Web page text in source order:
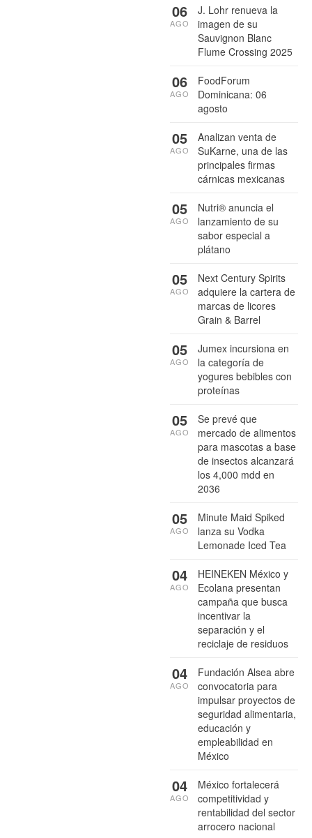
J. Lohr renueva la
imagen de su
Sauvignon Blanc
Flume Crossing 2025
06
AGO
FoodForum
Dominicana: 06
agosto
06
AGO
Analizan venta de
SuKarne, una de las
principales firmas
cárnicas mexicanas
05
AGO
Nutri® anuncia el
lanzamiento de su
sabor especial a
plátano
05
AGO
Next Century Spirits
adquiere la cartera de
marcas de licores
Grain & Barrel
05
AGO
Jumex incursiona en
la categoría de
yogures bebibles con
proteínas
05
AGO
Se prevé que
mercado de alimentos
para mascotas a base
de insectos alcanzará
los 4,000 mdd en
2036
05
AGO
Minute Maid Spiked
lanza su Vodka
Lemonade Iced Tea
05
AGO
HEINEKEN México y
Ecolana presentan
campaña que busca
incentivar la
separación y el
reciclaje de residuos
04
AGO
Fundación Alsea abre
convocatoria para
impulsar proyectos de
seguridad alimentaria,
educación y
empleabilidad en
México
04
AGO
México fortalecerá
competitividad y
rentabilidad del sector
arrocero nacional
04
AGO